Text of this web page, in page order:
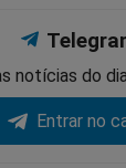
notícias do
Entrar no